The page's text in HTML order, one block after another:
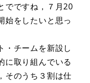
でですね，７月20
始をしたいと思っ
・チームを新設し
に取り組んでいる
そのうち３割は仕